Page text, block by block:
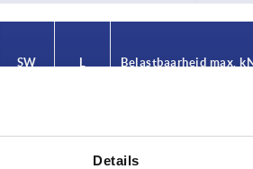
Details
SW
Belastbaarheid max.